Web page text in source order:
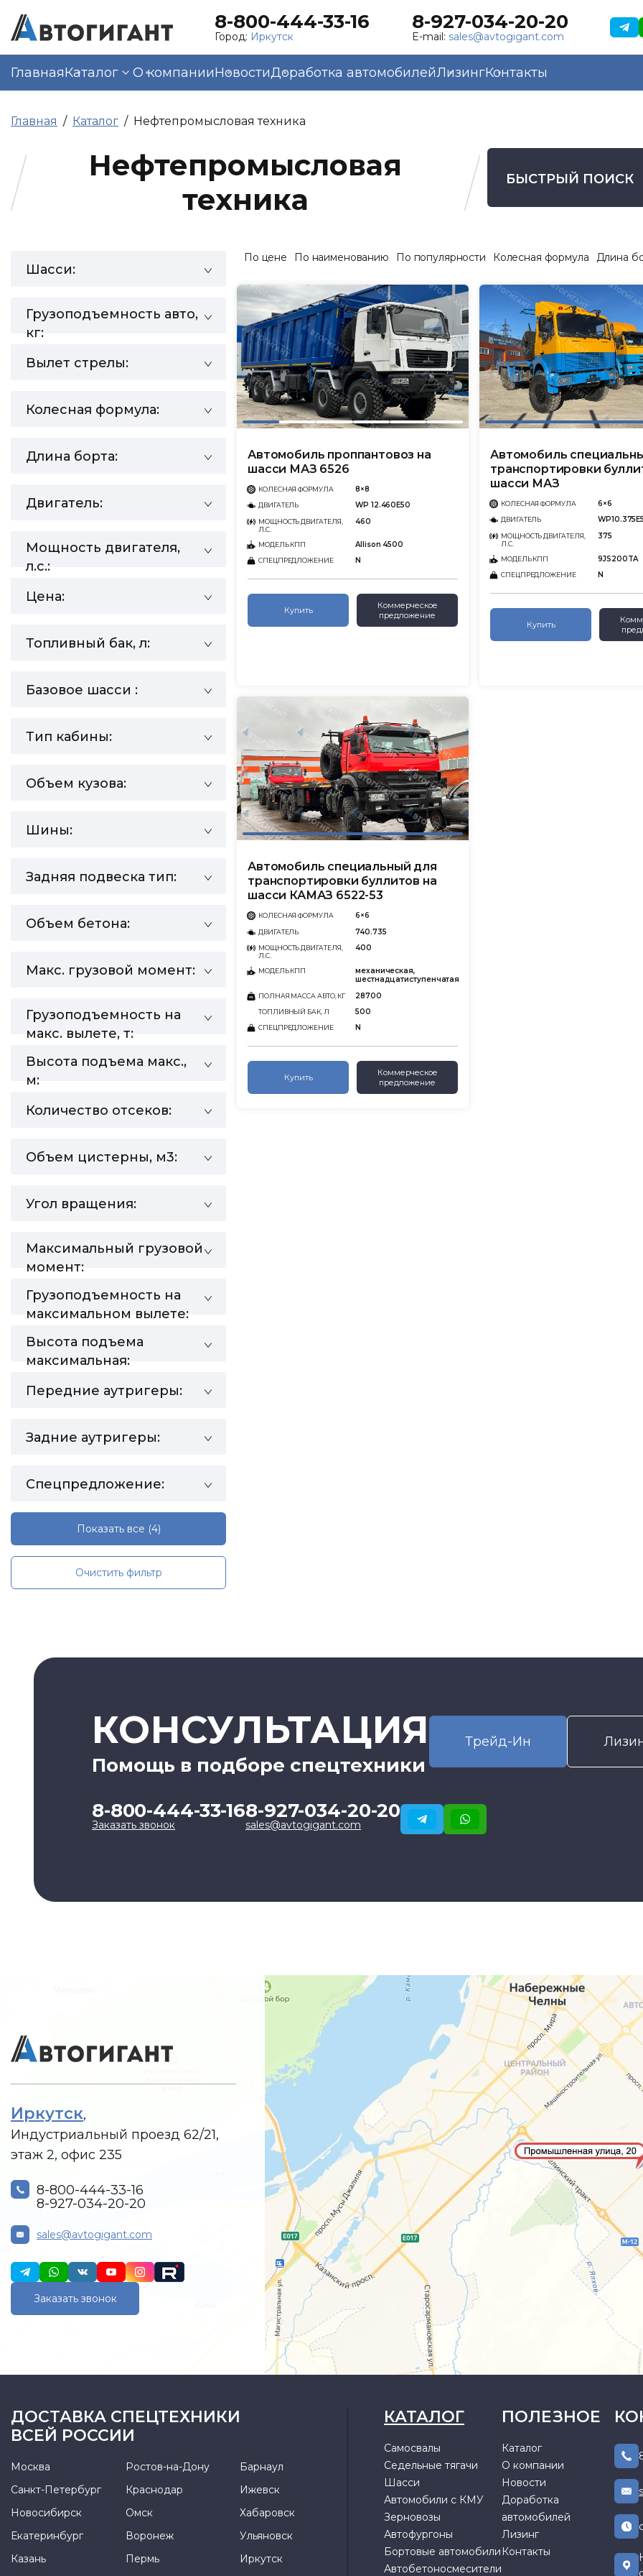
8-800-444-33-16
Город: Иркутск
8-927-034-20-20
E-mail: sales@avtogigant.com
ГлавнаяКаталог О компанииНовостиДоработка автомобилейЛизингКонтакты
Главная Каталог Нефтепромысловая техника
Нефтепромысловая
техника
БЫСТРЫЙ ПОИСК
Шасси:
Грузоподъемность авто,
кг:
Вылет стрелы:
Колесная формула:
Длина борта:
Двигатель:
Мощность двигателя,
л.с.:
Цена:
Топливный бак, л:
Базовое шасси :
Тип кабины:
Объем кузова:
Шины:
Задняя подвеска тип:
Объем бетона:
Макс. грузовой момент:
Грузоподъемность на
макс. вылете, т:
Высота подъема макс.,
м:
Количество отсеков:
Объем цистерны, м3:
Угол вращения:
Максимальный грузовой
момент:
Грузоподъемность на
максимальном вылете:
Высота подъема
максимальная:
Передние аутригеры:
Задние аутригеры:
Спецпредложение:
Показать все (4)
Очистить фильтр
По цене По наименованию По популярности Колесная формула Длина
Автомобиль проппантовоз на
шасси МАЗ 6526
КОЛЕСНАЯ ФОРМУЛА 8×8
ДВИГАТЕЛЬ WP 12.460Е50
МОЩНОСТЬ ДВИГАТЕЛЯ,
Л.С.
460
МОДЕЛЬ КПП Allison 4500
СПЕЦПРЕДЛОЖЕНИЕ N
Купить
Коммерческое
предложение
Автомобиль
транспортировки
шасси МАЗ
КОЛЕСНАЯ ФОРМУЛА 6×6
ДВИГАТЕЛЬ
МОЩНОСТЬ ДВИГАТЕЛЯ,
Л.С.
375
МОДЕЛЬ КПП 9JS200TA
СПЕЦПРЕДЛОЖЕНИЕ N
Купить
Автомобиль специальный для
транспортировки буллитов на
шасси КАМАЗ 6522-53
КОЛЕСНАЯ ФОРМУЛА 6×6
ДВИГАТЕЛЬ 740.735
МОЩНОСТЬ ДВИГАТЕЛЯ,
Л.С.
400
МОДЕЛЬ КПП
механическая,
шестнадцатиступенчатая
ПОЛНАЯ МАССА АВТО, КГ 28700
ТОПЛИВНЫЙ БАК, Л 500
СПЕЦПРЕДЛОЖЕНИЕ N
Купить
Коммерческое
предложение
КОНСУЛЬТАЦИЯ
Помощь в подборе спецтехники
Трейд-Ин
8-800-444-33-16
Заказать звонок
8-927-034-20-20
sales@avtogigant.com
Иркутск,
Индустриальный проезд 62/21,
этаж 2, офис 235
8-800-444-33-16
8-927-034-20-20
sales@avtogigant.com
Заказать звонок
ДОСТАВКА СПЕЦТЕХНИКИ
ВСЕЙ РОССИИ
Москва Ростов-на-Дону
Барнаул
Санкт-Петербург
Краснодар
Ижевск
Новосибирск
Омск
Хабаровск
Екатеринбург
Воронеж
Ульяновск
Казань
Пермь
Иркутск
КАТАЛОГ
Самосвалы
Седельные тягачи
Шасси
Автомобили с КМУ
Зерновозы
Автофургоны
Бортовые автомобили
Автобетоносмесители
ПОЛЕЗНОЕ
Каталог
О компании
Новости
Доработка
автомобилей
Лизинг
Контакты